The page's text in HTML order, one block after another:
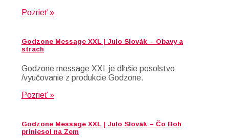
Pozrieť »
Godzone Message XXL | Julo Slovák – Obavy a
strach
Godzone message XXL je dlhšie posolstvo
/vyučovanie z produkcie Godzone.
Pozrieť »
Godzone Message XXL | Julo Slovák – Čo Boh
priniesol na Zem